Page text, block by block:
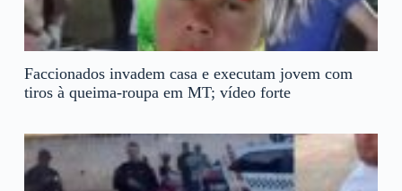
Faccionados invadem casa e executam jovem com
tiros à queima-roupa em MT; vídeo forte